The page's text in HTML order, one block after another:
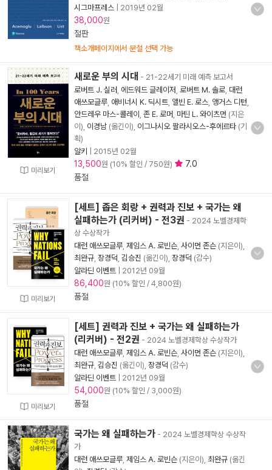
시그마프레스
2019년 02월
38,000원
절판
책소개페이지에서 분철 선택 가능
미리보기
새로운 부의 시대 - 21-22세기 미래 예측 보고서
로버트 J. 실러 에드워드 글레이저 로버트 M. 솔로 대런
애쓰모글루 애비너시 K. 딕시트 앨빈 E. 로스 앵거스 디턴
안드레우 마스-콜레이
존 E. 로머 마틴 L. 와이츠먼 (지은
이), 이경남 (옮긴이), 이그나시오 팔라시오스-후에르타 (기
획)
알키
2015년 02월
13,500원 (10% 할인 / 750원)
7.0
품절
미리보기
[세트] 좁은 회랑 + 권력과 진보 + 국가는 왜
실패하는가 (리커버) - 전3권 - 2024 노벨경제학
상 수상작가
대런 애쓰모글루 제임스 A. 로빈슨 사이먼 존슨 (지은이),
최완규 장경덕 김승진 (옮긴이), 장경덕 (감수)
알라딘 이벤트
2012년 09월
86,400원 (10% 할인 / 4,800원)
품절
미리보기
[세트] 권력과 진보 + 국가는 왜 실패하는가
(리커버) - 전2권 - 2024 노벨경제학상 수상작가
대런 애쓰모글루 제임스 A. 로빈슨 사이먼 존슨 (지은이),
최완규 김승진 (옮긴이), 장경덕 (감수)
알라딘 이벤트
2012년 09월
54,000원 (10% 할인 / 3,000원)
품절
국가는 왜 실패하는가 - 2024 노벨경제학상 수상작
가
대런 애쓰모글루 제임스 A. 로빈슨 (지은이), 최완규 (옮긴